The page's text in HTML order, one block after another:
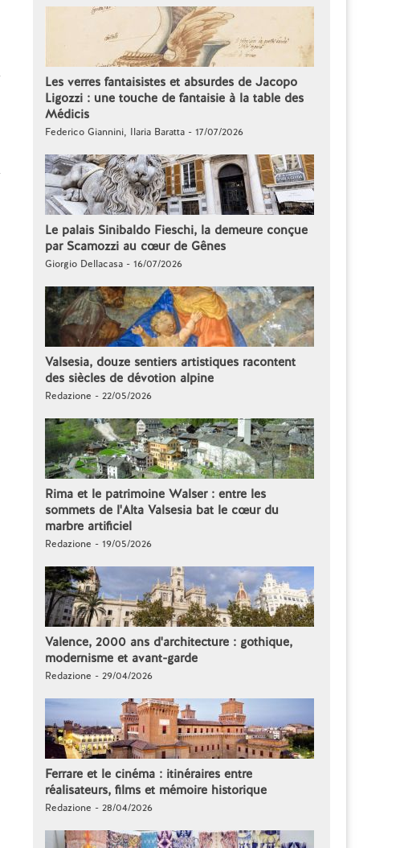
Les verres fantaisistes et absurdes de Jacopo
Ligozzi : une touche de fantaisie à la table des
Médicis
Federico Giannini, Ilaria Baratta - 17/07/2026
Le palais Sinibaldo Fieschi, la demeure conçue
par Scamozzi au cœur de Gênes
Giorgio Dellacasa - 16/07/2026
Valsesia, douze sentiers artistiques racontent
des siècles de dévotion alpine
Redazione - 22/05/2026
Rima et le patrimoine Walser : entre les
sommets de l'Alta Valsesia bat le cœur du
marbre artificiel
Redazione - 19/05/2026
Valence, 2000 ans d'architecture : gothique,
modernisme et avant-garde
Redazione - 29/04/2026
Ferrare et le cinéma : itinéraires entre
réalisateurs, films et mémoire historique
Redazione - 28/04/2026